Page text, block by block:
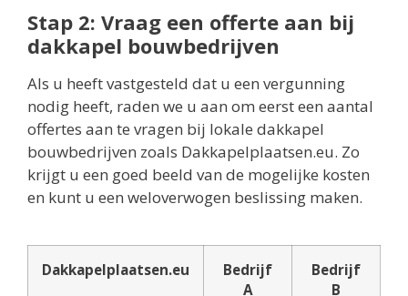
Stap 2: Vraag een offerte aan bij
dakkapel bouwbedrijven
Als u heeft vastgesteld dat u een vergunning
nodig heeft, raden we u aan om eerst een aantal
offertes aan te vragen bij lokale dakkapel
bouwbedrijven zoals Dakkapelplaatsen.eu. Zo
krijgt u een goed beeld van de mogelijke kosten
en kunt u een weloverwogen beslissing maken.
Dakkapelplaatsen.eu
Bedrijf
A
Bedrijf
B